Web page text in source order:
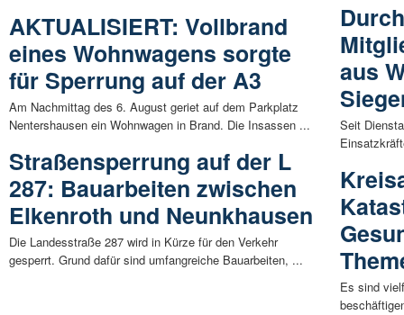
AKTUALISIERT: Vollbrand
eines Wohnwagens sorgte
für Sperrung auf der A3
Am Nachmittag des 6. August geriet auf dem Parkplatz
Nentershausen ein Wohnwagen in Brand. Die Insassen ...
Straßensperrung auf der L
287: Bauarbeiten zwischen
Elkenroth und Neunkhausen
Die Landesstraße 287 wird in Kürze für den Verkehr
gesperrt. Grund dafür sind umfangreiche Bauarbeiten, ...
aus
Seit
Es sind